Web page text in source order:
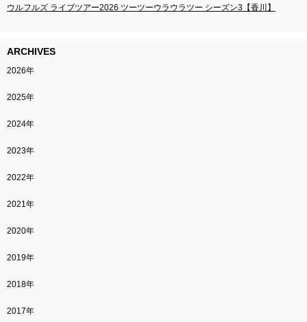
ウルフルズ ライブツアー2026 ツーツーウラウラツー シーズン3【香川】
ARCHIVES
2026年
2025年
2024年
2023年
2022年
2021年
2020年
2019年
2018年
2017年